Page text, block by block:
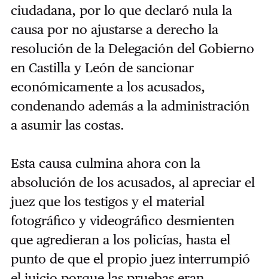
ciudadana, por lo que declaró nula la
causa por no ajustarse a derecho la
resolución de la Delegación del Gobierno
en Castilla y León de sancionar
económicamente a los acusados,
condenando además a la administración
a asumir las costas.
Esta causa culmina ahora con la
absolución de los acusados, al apreciar el
juez que los testigos y el material
fotográfico y videográfico desmienten
que agredieran a los policías, hasta el
punto de que el propio juez interrumpió